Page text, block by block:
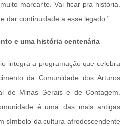
marcante. Vai ficar pra história.
dar continuidade a esse legado.”
e uma história centenária
integra a programação que celebra
da Comunidade dos Arturos
de Minas Gerais e de Contagem.
é uma das mais antigas
símbolo da cultura afrodescendente